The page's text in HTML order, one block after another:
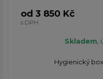
od 3 850 Kč
s DPH
Skladem,
Hygienický